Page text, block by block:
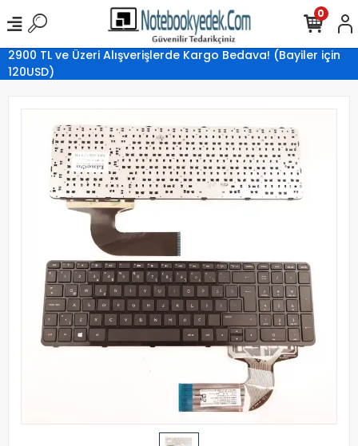
2900 TL ve Üzeri Alışverişlerde Kargo Bedava! (Bayiler için
120USD)
0